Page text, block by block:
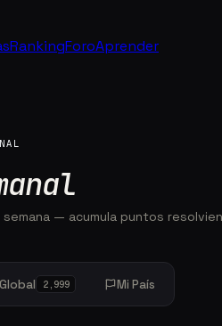
RankingForoAprender
— acumula puntos
Global 2,999 Mi País